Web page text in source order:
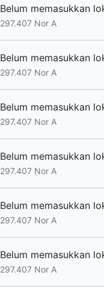
Belum memasukkan
297.407 Nor A
Belum memasukkan
297.407 Nor A
Belum memasukkan
297.407 Nor A
Belum memasukkan
297.407 Nor A
Belum memasukkan
297.407 Nor A
Belum memasukkan
297.407 Nor A